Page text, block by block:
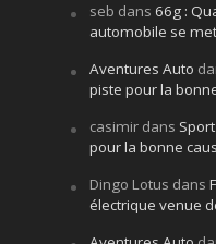
seb dans 66g :
automobile se
Aventures Auto
piste pour la
casimirdans
pour la bonne
Dingo Lotus dans
électrique venue